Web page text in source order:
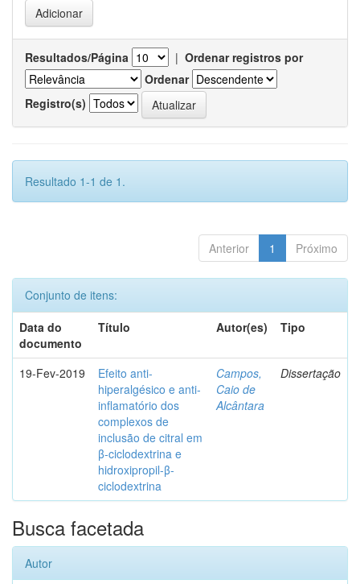
Resultados/Página | Ordenar registros por
Ordenar
Registro(s)
Resultado 1-1 de 1.
Anterior 1 Próximo
Conjunto de itens:
Data do
documento
Título Autor(es) Tipo
19-Fev-2019
Efeito anti-
hiperalgésico e anti-
inflamatório dos
complexos de
inclusão de citral em
β-ciclodextrina e
hidroxipropil-β-
ciclodextrina
Campos,
Caio de
Alcântara
Dissertação
Busca facetada
Autor